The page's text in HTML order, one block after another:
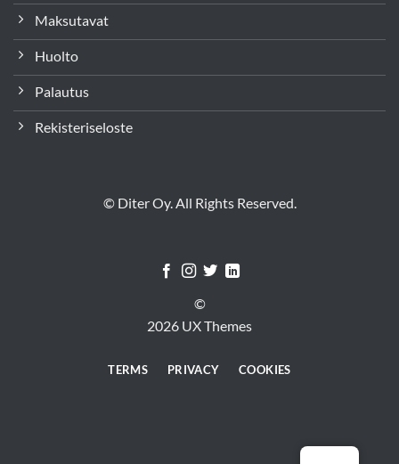
Maksutavat
Huolto
Palautus
Rekisteriseloste
© Diter Oy. All Rights Reserved.
©
2026 UX Themes
TERMS PRIVACY COOKIES